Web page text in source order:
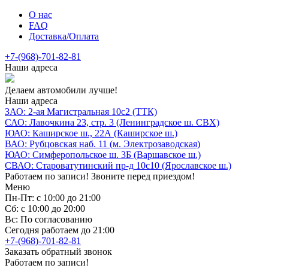
О нас
FAQ
Доставка/Оплата
+7-(968)-701-82-81
Наши адреса
Делаем автомобили лучше!
Наши адреса
ЗАО: 2-ая Магистральная 10с2 (ТТК)
САО: Лавочкина 23, стр. 3 (Ленинградское ш. СВХ)
ЮАО: Каширское ш., 22А (Каширское ш.)
ВАО: Рубцовская наб. 11 (м. Электрозаводская)
ЮАО: Симферопольское ш. 3Б (Варшавское ш.)
СВАО: Староватутинский пр-д 10с10 (Ярославское ш.)
Работаем по записи! Звоните перед приездом!
Меню
Пн-Пт: с 10:00 до 21:00
Сб: с 10:00 до 20:00
Вс: По согласованию
Сегодня работаем до 21:00
+7-(968)-701-82-81
Заказать обратный звонок
Работаем по записи!